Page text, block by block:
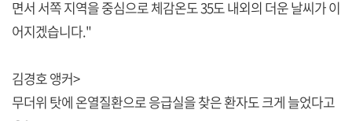
면서 서쪽 지역을 중심으로 체감온도 35도 내외의 더운 날씨가 이
어지겠습니다."
김경호 앵커>
무더위 탓에 온열질환으로 응급실을 찾은 환자도 크게 늘었다고